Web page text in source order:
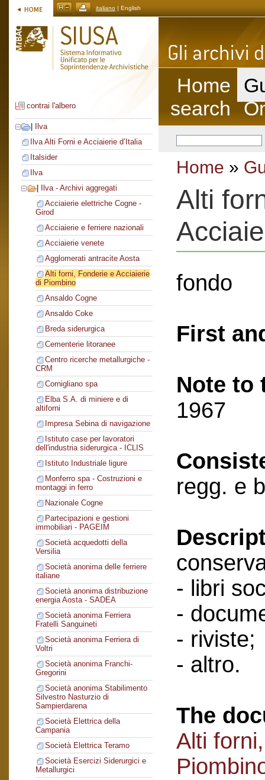
italiano | English
contrai l'albero
Ilva
Ilva Alti Forni e Acciaierie d’Italia
Italsider
Ilva
Ilva - Archivi aggregati
Acciaierie elettriche Cogne -
Girod
Acciaierie e ferriere nazionali
Acciaierie venete
Agglomerati antracite Aosta
Alti forni, Fonderie e Acciaierie
di Piombino
Ansaldo Cogne
Ansaldo Coke
Breda siderurgica
Cementerie litoranee
Centro ricerche metallurgiche -
CRM
Cornigliano spa
Elba S.A. di miniere e di
altiforni
Impresa Sebina di navigazione
Istituto case per lavoratori
dell'industria siderurgica - ICLIS
Istituto Industriale ligure
Monferro spa - Costruzioni e
montaggi in ferro
Nazionale Cogne
Partecipazioni e gestioni
immobiliari - PAGEIM
Società acquedotti della
Versilia
Società anonima delle ferriere
italiane
Società anonima distribuzione
energia Aosta - SADEA
Società anonima Ferriera
Fratelli Sanguineti
Società anonima Ferriera di
Voltri
Società anonima Franchi-
Gregorini
Società anonima Stabilimento
Silvestro Nasturzio di
Sampierdarena
Società Elettrica della
Campania
Società Elettrica Teramo
Società Esercizi Siderurgici e
Metallurgici
Home
search
Home »
Alti
fondo
First
Note to
1967
regg. e
- libri
-
- riviste;
- altro.
The
Alti